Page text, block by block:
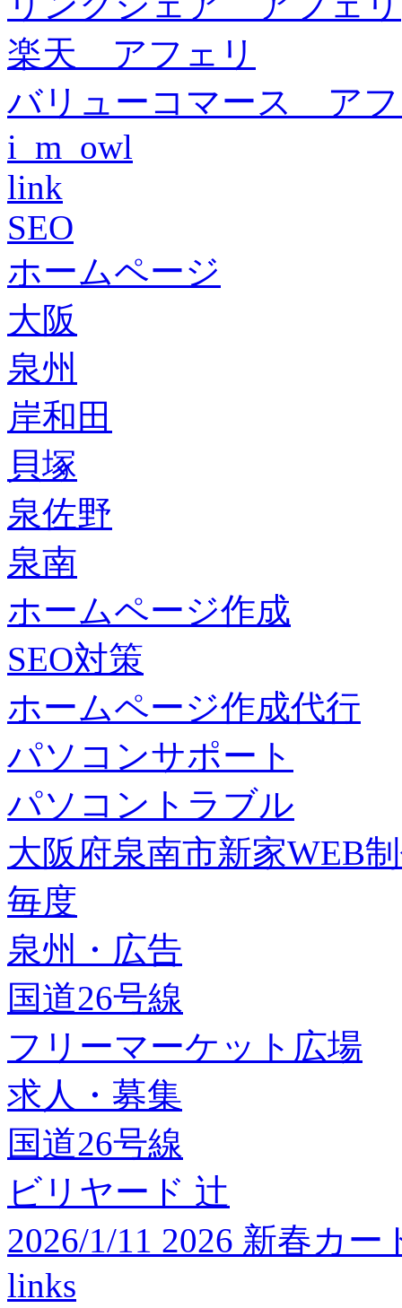
楽天 アフェリ
バリューコマース ア
i_m_owl
link
SEO
ホームページ
大阪
泉州
岸和田
貝塚
泉佐野
泉南
ホームページ作成
SEO対策
ホームページ作成代行
パソコンサポート
パソコントラブル
大阪府泉南市新家WEB
毎度
泉州・広告
国道26号線
フリーマーケット広場
求人・募集
国道26号線
ビリヤード 辻
2026/1/11 2026 新春カ
links